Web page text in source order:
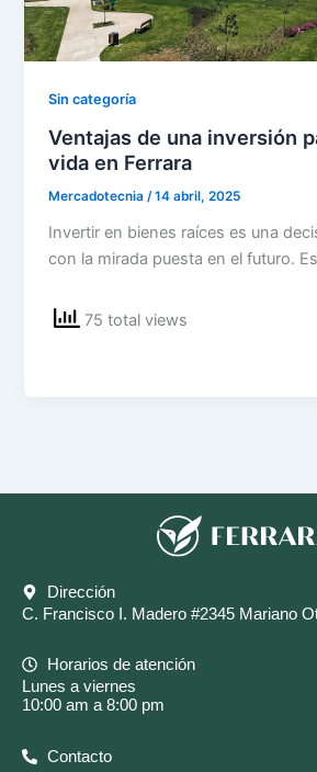
Sin categoría
Ventajas de una inversión
vida en Ferrara
Mercadotecnia/14 abril, 2025
Invertir en bienes raíces es una
con la mirada puesta en el futuro.
75 total views
Dirección
C. Francisco I. Madero #2345 Mariano
Horarios de atención
Lunes a viernes
10:00 am a 8:00 pm
Contacto